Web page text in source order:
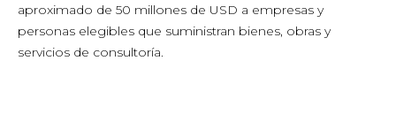
aproximado de 50 millones de USD a empresas y
personas elegibles que suministran bienes, obras y
servicios de consultoría.